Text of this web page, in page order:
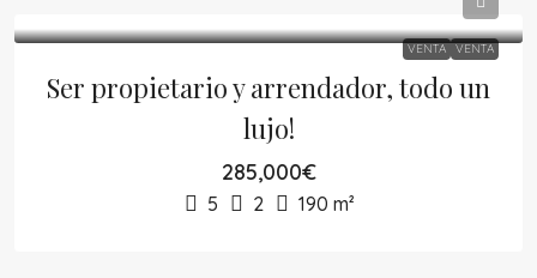
VENTA VENTA
Ser propietario y arrendador, todo un
lujo!
285,000€
5 2 190 m²